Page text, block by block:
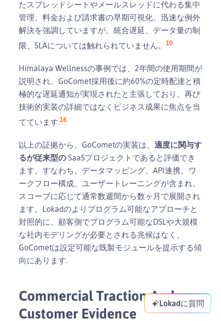
たスプレッドシートやメールスレッドに代わる集中
管理、料金および請求書の早期可視化、迅速な例外
解決を強調していますが、統合遅延、データ量の制
限、SLAについては触れられていません。 10
Himalaya Wellnessの事例では、2年間の使用期間が
説明され、GoComet採用後に約60%の定時配達と積
極的な遅延通知が実現されたと主張しており、再び
技術的実装の詳細ではなくビジネス成果に焦点を当
てています.16
以上の証拠から、GoCometの実装は、 適度に関与す
るが従来型の SaaSプロジェクトであると評価でき
ます。すなわち、データマッピング、API連携、ワ
ークフロー構成、ユーザートレーニングが含まれ、
スコープに応じて通常数週間から数ヶ月で展開され
ます。Lokadのよりプログラム可能なアプローチと
対照的に、顧客側でプログラム可能なDSLや大規模
な社内モデリングが必要とされる兆候はなく、
GoCometは設定可能な既製モジュールを提示する傾
向にあります.
Commercial Traction And
Customer Evidence
Lokadに質問